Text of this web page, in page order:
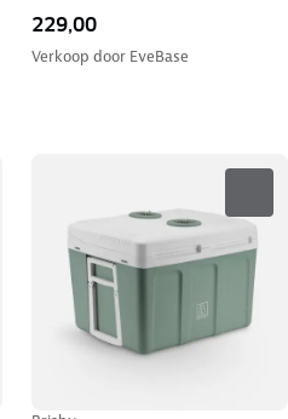
229,00
Verkoop door EveBase